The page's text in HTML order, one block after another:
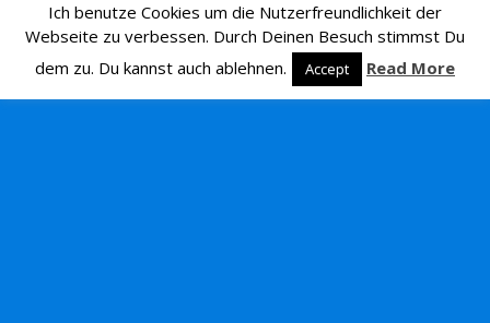
Mobil Desktop
Ich benutze Cookies um die Nutzerfreundlichkeit der
Webseite zu verbessen. Durch Deinen Besuch stimmst Du
dem zu. Du kannst auch ablehnen.
Accept Read More